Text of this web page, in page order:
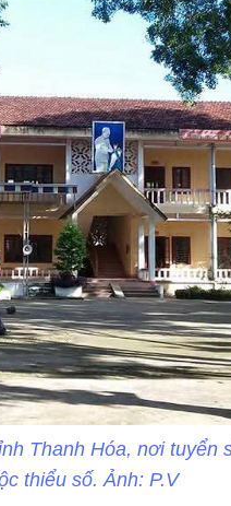
Thanh Hóa, nơi tuyển
thiểu số. Ảnh: P.V